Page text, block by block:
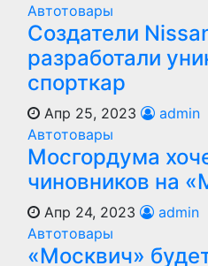
Автотовары
Создатели
разработали
спорткар
Апр 25, 2023
admin
Автотовары
Мосгордума
чиновников на
Апр 24, 2023
admin
Автотовары
«Москвич»